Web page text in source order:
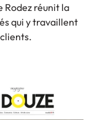
Rodez réunit la
qui y travaillent